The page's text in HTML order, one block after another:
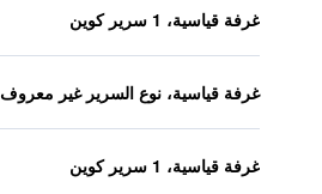
غرفة قياسية، 1 سرير كوين
غرفة قياسية، نوع السرير غير معروف
غرفة قياسية، 1 سرير كوين